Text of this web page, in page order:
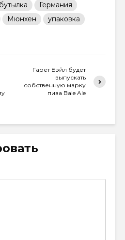
бутылка
Германия
Мюнхен упаковка
Гарет Бэйл будет
выпускать
собственную марку
пива Bale Ale